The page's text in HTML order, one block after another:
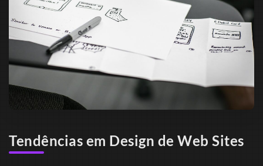
Tendências em Design de Web Sites